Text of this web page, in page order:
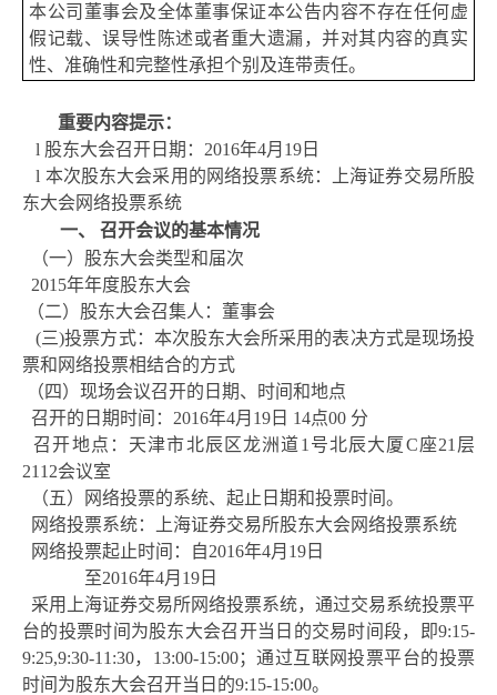
本公司董事会及全体董事保证本公告内容不存在任何虚
假记载、误导性陈述或者重大遗漏，并对其内容的真实
性、准确性和完整性承担个别及连带责任。
重要内容提示：
l 股东大会召开日期 ： 2016年4月19日
l 本次股东大会采用的网络投票系统：
上海证券交易所股
东大会网络投票系统
一、 召开会议的基本情况
（一）股东大会类型和届次
2015年年度股东大会
（二）股东大会召集人：董事会
(三)投票方式：本次股东大会所采用的表决方式是现场投
票和网络投票相结合的方式
（四）现场会议召开的日期、时间和地点
召开的日期时间： 2016年4月19日 14点00 分
召开地点： 天津市北辰区龙洲道1号北辰大厦C座21层
2112会议室
（五）网络投票的系统、起止日期和投票时间。
网络投票系统：
上海证券交易所股东大会网络投票系统
网络投票起止时间：自2016年4月19日
至2016年4月19日
采用上海证券交易所网络投票系统，通过交易系统投票平
台的投票时间为股东大会召开当日的交易时间段，即9:15-
9:25,9:30-11:30，13:00-15:00；通过互联网投票平台的投票
时间为股东大会召开当日的9:15-15:00。